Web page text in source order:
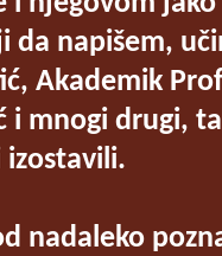
da napišem,
Akademik
i mnogi drugi,
izostavili.
nadaleko